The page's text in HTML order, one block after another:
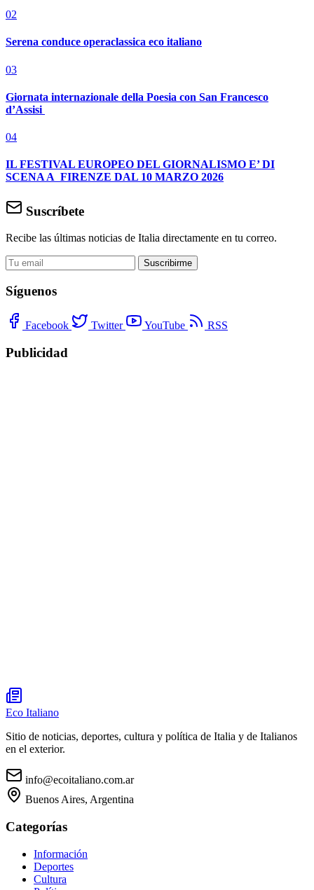
02
Serena conduce operaclassica eco italiano
03
Giornata internazionale della Poesia con San Francesco
d’Assisi
04
IL FESTIVAL EUROPEO DEL GIORNALISMO E’ DI
SCENA A FIRENZE DAL 10 MARZO 2026
Suscríbete
Recibe las últimas noticias de Italia directamente en tu correo.
Suscribirme
Síguenos
Facebook Twitter YouTube RSS
Publicidad
Eco Italiano
Sitio de noticias, deportes, cultura y política de Italia y de Italianos
en el exterior.
info@ecoitaliano.com.ar
Buenos Aires, Argentina
Categorías
Información
Deportes
Cultura